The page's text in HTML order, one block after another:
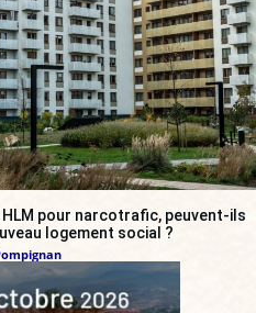
HLM pour narcotrafic, peuvent-ils
logement social ?